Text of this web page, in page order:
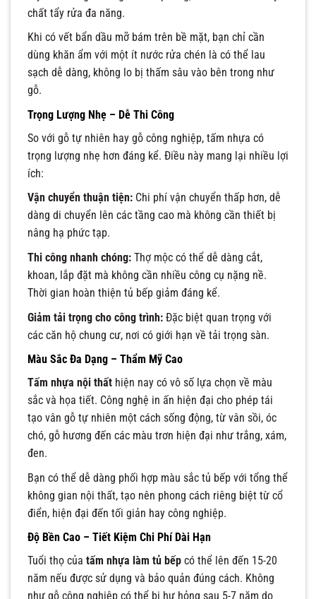
chất tẩy rửa đa năng.
Khi có vết bẩn dầu mỡ bám trên bề mặt, bạn chỉ cần
dùng khăn ẩm với một ít nước rửa chén là có thể lau
sạch dễ dàng, không lo bị thấm sâu vào bên trong như
gỗ.
Trọng Lượng Nhẹ – Dễ Thi Công
So với gỗ tự nhiên hay gỗ công nghiệp, tấm nhựa có
trọng lượng nhẹ hơn đáng kể. Điều này mang lại nhiều lợi
ích:
Vận chuyển thuận tiện: Chi phí vận chuyển thấp hơn, dễ
dàng di chuyển lên các tầng cao mà không cần thiết bị
nâng hạ phức tạp.
Thi công nhanh chóng: Thợ mộc có thể dễ dàng cắt,
khoan, lắp đặt mà không cần nhiều công cụ nặng nề.
Thời gian hoàn thiện tủ bếp giảm đáng kể.
Giảm tải trọng cho công trình: Đặc biệt quan trọng với
các căn hộ chung cư, nơi có giới hạn về tải trọng sàn.
Màu Sắc Đa Dạng – Thẩm Mỹ Cao
Tấm nhựa nội thất hiện nay có vô số lựa chọn về màu
sắc và họa tiết. Công nghệ in ấn hiện đại cho phép tái
tạo vân gỗ tự nhiên một cách sống động, từ vân sồi, óc
chó, gỗ hương đến các màu trơn hiện đại như trắng, xám,
đen.
Bạn có thể dễ dàng phối hợp màu sắc tủ bếp với tổng thể
không gian nội thất, tạo nên phong cách riêng biệt từ cổ
điển, hiện đại đến tối giản hay công nghiệp.
Độ Bền Cao – Tiết Kiệm Chi Phí Dài Hạn
Tuổi thọ của tấm nhựa làm tủ bếp có thể lên đến 15-20
năm nếu được sử dụng và bảo quản đúng cách. Không
như gỗ công nghiệp có thể bị hư hỏng sau 5-7 năm do